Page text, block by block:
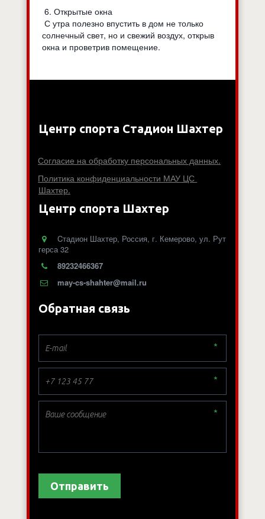
6. Открытые окна
С утра полезно впустить в дом не только
солнечный свет, но и свежий воздух, открыв
окна и проветрив помещение.
Центр спорта Стадион Шахтер
Согласие на обработку персональных данных.
Политика конфиденциальности МАУ ЦС
Шахтер.
Центр спорта Шахтер
Cтадион Шахтер, Россия, г. Кемерово, ул. Рут
герса 32
89232466367
may-cs-shahter@mail.ru
Обратная связь
*
*
*
Отправить